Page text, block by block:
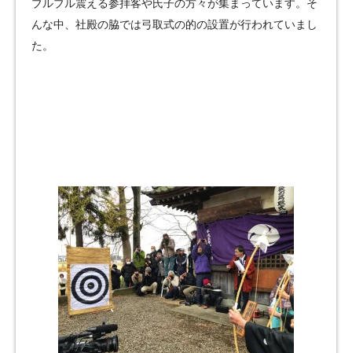
ブルブル震える参拝客や氏子の方々が集まっています。そ
んな中、社殿の脇では弓取式の的の設置が行われていまし
た。